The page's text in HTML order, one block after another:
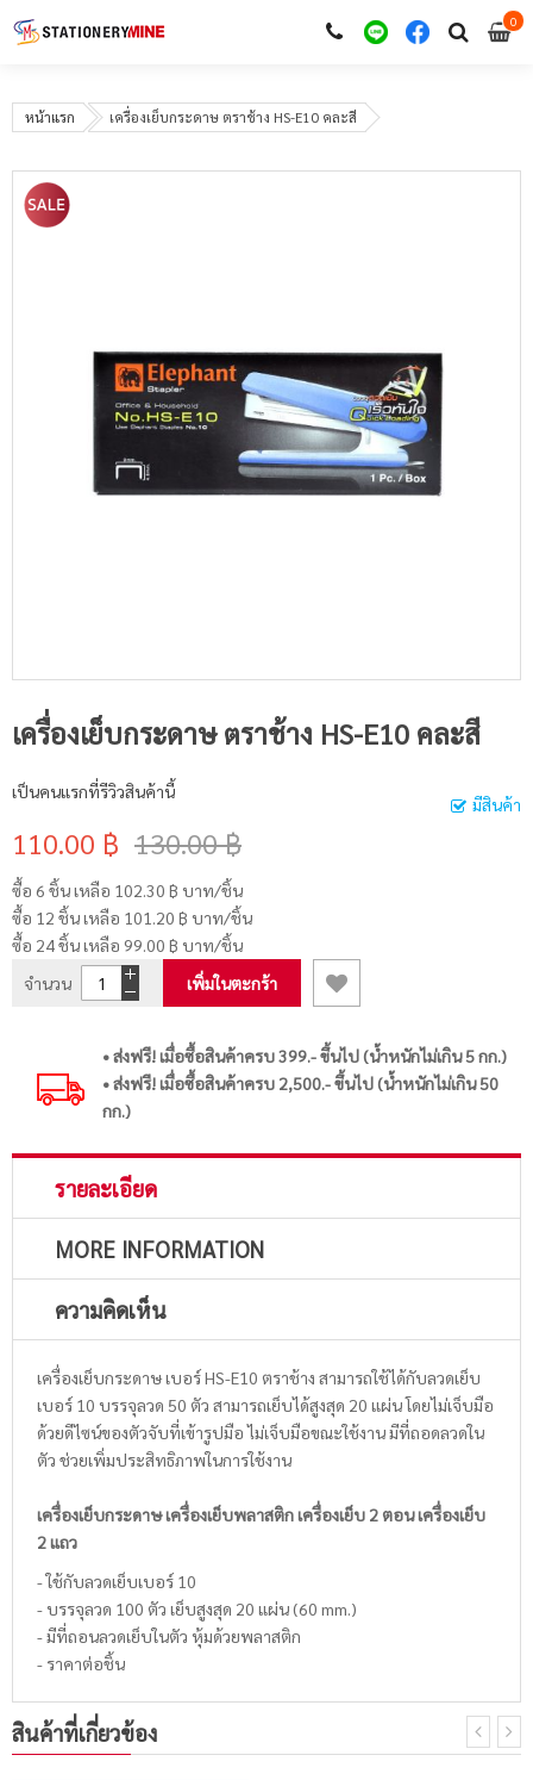
00
หน้าแรก เครื่องเย็บกระดาษ ตราช้าง HS-E10 คละสี
เครื่องเย็บกระดาษ ตราช้าง HS-E10 คละสี
มีสินค้า
เป็นคนแรกที่รีวิวสินค้านี้
110.00 ฿ 130.00 ฿
ซื้อ 6 ชิ้น เหลือ 102.30 ฿ บาท/ชิ้น
ซื้อ 12 ชิ้น เหลือ 101.20 ฿ บาท/ชิ้น
ซื้อ 24 ชิ้น เหลือ 99.00 ฿ บาท/ชิ้น
จำนวน
เพิ่มในตะกร้า
• ส่งฟรี! เมื่อซื้อสินค้าครบ 399.- ขึ้นไป (น้ำหนักไม่เกิน 5 กก.)
• ส่งฟรี! เมื่อซื้อสินค้าครบ 2,500.- ขึ้นไป (น้ำหนักไม่เกิน 50
กก.)
รายละเอียด
MORE INFORMATION
ความคิดเห็น
เครื่องเย็บกระดาษ เบอร์ HS-E10 ตราช้าง สามารถใช้ได้กับลวดเย็บ
เบอร์ 10 บรรจุลวด 50 ตัว สามารถเย็บได้สูงสุด 20 แผ่น โดยไม่เจ็บมือ
ด้วยดีไซน์ของตัวจับที่เข้ารูปมือ ไม่เจ็บมือขณะใช้งาน มีที่ถอดลวดใน
ตัว ช่วยเพิ่มประสิทธิภาพในการใช้งาน
เครื่องเย็บกระดาษ เครื่องเย็บพลาสติก เครื่องเย็บ 2 ตอน เครื่องเย็บ
2 แถว
- ใช้กับลวดเย็บเบอร์ 10
- บรรจุลวด 100 ตัว เย็บสูงสุด 20 แผ่น (60 mm.)
- มีที่ถอนลวดเย็บในตัว หุ้มด้วยพลาสติก
- ราคาต่อชิ้น
สินค้าที่เกี่ยวข้อง